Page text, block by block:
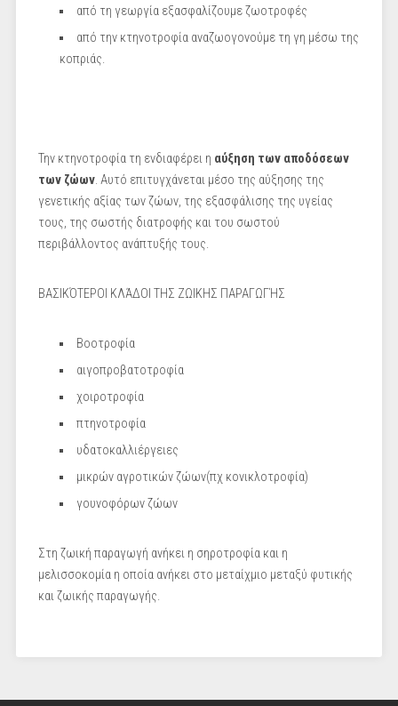
από τη γεωργία εξασφαλίζουμε ζωοτροφές
από την κτηνοτροφία αναζωογονούμε τη γη μέσω της
κοπριάς.
Την κτηνοτροφία τη ενδιαφέρει η αύξηση των αποδόσεων
των ζώων. Αυτό επιτυγχάνεται μέσο της αύξησης της
γενετικής αξίας των ζώων, της εξασφάλισης της υγείας
τους, της σωστής διατροφής και του σωστού
περιβάλλοντος ανάπτυξής τους.
ΒΑΣΙΚΌΤΕΡΟΙ ΚΛΆΔΟΙ ΤΗΣ ΖΩΙΚΗΣ ΠΑΡΑΓΩΓΉΣ
Βοοτροφία
αιγοπροβατοτροφία
χοιροτροφία
πτηνοτροφία
υδατοκαλλιέργειες
μικρών αγροτικών ζώων(πχ κονικλοτροφία)
γουνοφόρων ζώων
Στη ζωική παραγωγή ανήκει η σηροτροφία και η
μελισσοκομία η οποία ανήκει στο μεταίχμιο μεταξύ φυτικής
και ζωικής παραγωγής.